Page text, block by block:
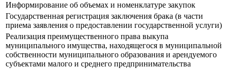
Информирование об объемах и номенклатуре закупок
Государственная регистрация заключения брака (в части
приема заявления о предоставлении государственной услуги)
Реализация преимущественного права выкупа
муниципального имущества, находящегося в муниципальной
собственности муниципального образования и арендуемого
субъектами малого и среднего предпринимательства